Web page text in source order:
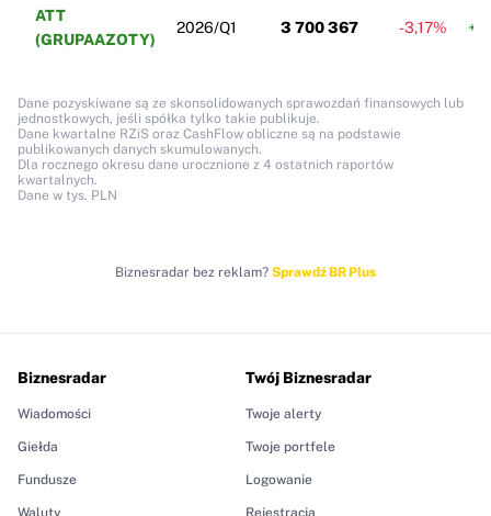
ATT
(GRUPAAZOTY)
2026/Q1 3 700 367 -3,17%
Dane pozyskiwane są ze skonsolidowanych sprawozdań finansowych lub
jednostkowych, jeśli spółka tylko takie publikuje.
Dane kwartalne RZiS oraz CashFlow obliczne są na podstawie
publikowanych danych skumulowanych.
Dla rocznego okresu dane urocznione z 4 ostatnich raportów
kwartalnych.
Dane w tys. PLN
Biznesradar bez reklam? Sprawdź BR Plus
Biznesradar
Wiadomości
Giełda
Fundusze
Waluty
Twój Biznesradar
Twoje alerty
Twoje portfele
Logowanie
Rejestracja